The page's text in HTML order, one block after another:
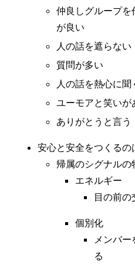
仲良しグループを
が良い
人の話を遮らない
質問が多い
人の話を熱心に聞
ユーモアと笑いが
ありがとうと言う
安心と安全をつくる
帰属のシグナルの
エネルギー
目の前の
個別化
メンバー
る